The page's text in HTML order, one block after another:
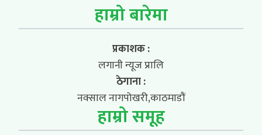
हाम्रो बारेमा
प्रकाशक :
लगानी न्यूज प्रालि
ठेगाना :
नक्साल नागपोखरी,काठमाडौं
हाम्रो समूह